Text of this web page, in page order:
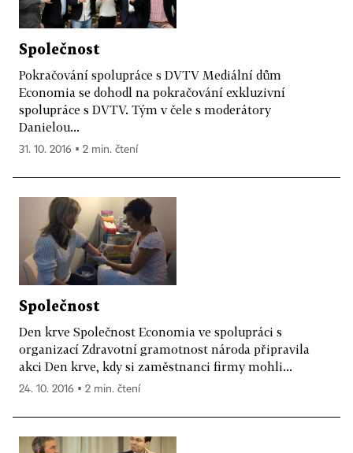
Společnost
Pokračování spolupráce s DVTV Mediální dům
Economia se dohodl na pokračování exkluzivní
spolupráce s DVTV. Tým v čele s moderátory
Danielou...
31. 10. 2016 ▪ 2 min. čtení
Společnost
Den krve Společnost Economia ve spolupráci s
organizací Zdravotní gramotnost národa připravila
akci Den krve, kdy si zaměstnanci firmy mohli...
24. 10. 2016 ▪ 2 min. čtení